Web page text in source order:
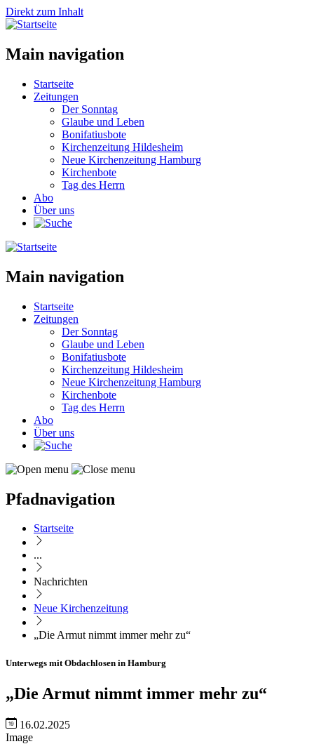
Direkt zum Inhalt
Main navigation
Startseite
Zeitungen
Der Sonntag
Glaube und Leben
Bonifatiusbote
Kirchenzeitung Hildesheim
Neue Kirchenzeitung Hamburg
Kirchenbote
Tag des Herrn
Abo
Über uns
Main navigation
Startseite
Zeitungen
Der Sonntag
Glaube und Leben
Bonifatiusbote
Kirchenzeitung Hildesheim
Neue Kirchenzeitung Hamburg
Kirchenbote
Tag des Herrn
Abo
Über uns
Pfadnavigation
Startseite
...
Nachrichten
Neue Kirchenzeitung
„Die Armut nimmt immer mehr zu“
Unterwegs mit Obdachlosen in Hamburg
„Die Armut nimmt immer mehr zu“
16.02.2025
Image